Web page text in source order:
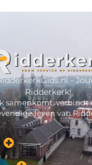
-
Ridderkerk!
samenkomt, verbindt
leven van